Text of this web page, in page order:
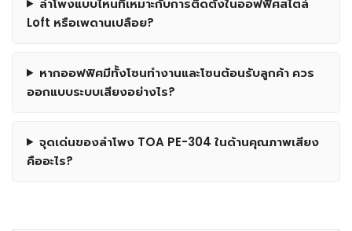
Loft หรือเพดานเปลือย?
หากออฟฟิศมีทั้งโซนทำงานและโซนต้อนรับลูกค้า ควร
ออกแบบระบบเสียงอย่างไร?
จุดเด่นของลำโพง TOA PE-304 ในด้านคุณภาพเสียง
คืออะไร?